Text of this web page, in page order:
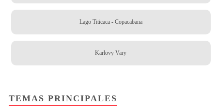
Lago Titicaca - Copacabana
Karlovy Vary
TEMAS PRINCIPALES